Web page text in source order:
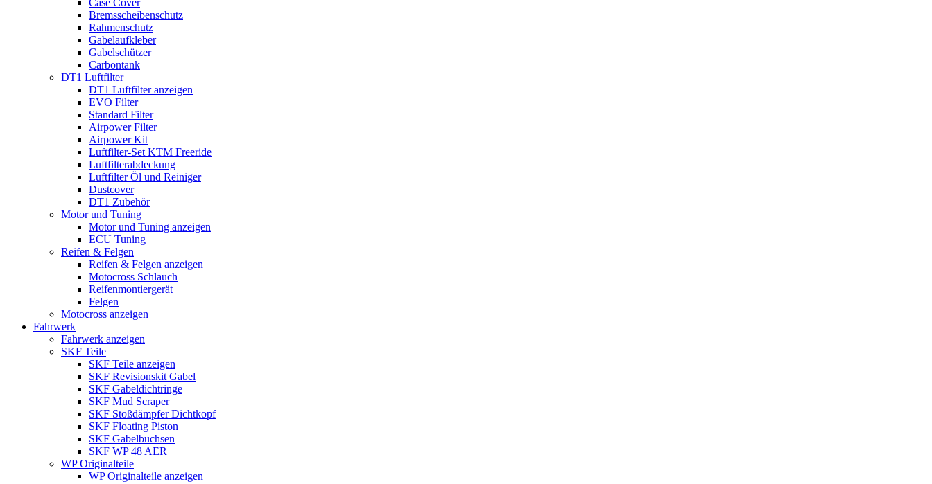
Case Cover
Bremsscheibenschutz
Rahmenschutz
Gabelaufkleber
Gabelschützer
Carbontank
DT1 Luftfilter
DT1 Luftfilter anzeigen
EVO Filter
Standard Filter
Airpower Filter
Airpower Kit
Luftfilter-Set KTM Freeride
Luftfilterabdeckung
Luftfilter Öl und Reiniger
Dustcover
DT1 Zubehör
Motor und Tuning
Motor und Tuning anzeigen
ECU Tuning
Reifen & Felgen
Reifen & Felgen anzeigen
Motocross Schlauch
Reifenmontiergerät
Felgen
Motocross anzeigen
Fahrwerk
Fahrwerk anzeigen
SKF Teile
SKF Teile anzeigen
SKF Revisionskit Gabel
SKF Gabeldichtringe
SKF Mud Scraper
SKF Stoßdämpfer Dichtkopf
SKF Floating Piston
SKF Gabelbuchsen
SKF WP 48 AER
WP Originalteile
WP Originalteile anzeigen